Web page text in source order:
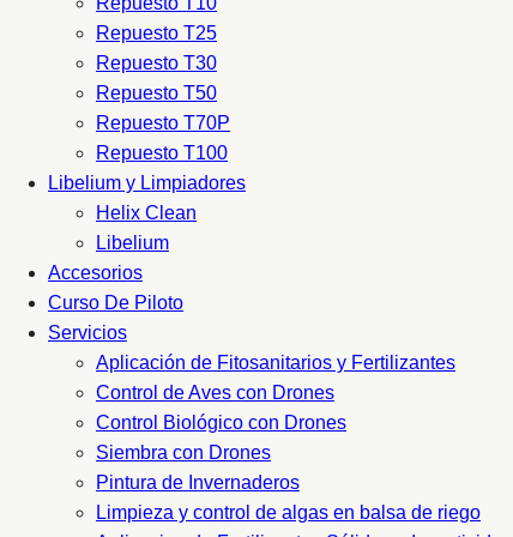
Repuesto T25
Repuesto T30
Repuesto T50
Repuesto T70P
Repuesto T100
Libelium y Limpiadores
Helix Clean
Libelium
Accesorios
Curso De Piloto
Servicios
Aplicación de Fitosanitarios y Fertilizantes
Control de Aves con Drones
Control Biológico con Drones
Siembra con Drones
Pintura de Invernaderos
Limpieza y control de algas en balsa de riego